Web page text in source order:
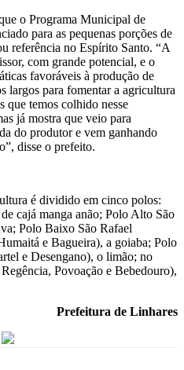
o Programa Municipal de
para as pequenas porções de
referência no Espírito Santo. “A
com grande potencial, e o
favoráveis à produção de
largos para fomentar a agricultura
temos colhido nesse
já mostra que veio para
do produtor e vem ganhando
disse o prefeito.
é dividido em cinco polos:
cajá manga anão; Polo Alto São
Polo Baixo São Rafael
e Bagueira), a goiaba; Polo
e Desengano), o limão; no
Povoação e Bebedouro),
Prefeitura de Linhares